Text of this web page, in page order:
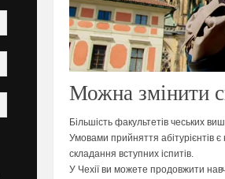
Можна змінити
Більшість факультетів чеських
Умовами прийняття абітурієнтів
складання вступних іспитів.
У Чехії ви можете продовжити